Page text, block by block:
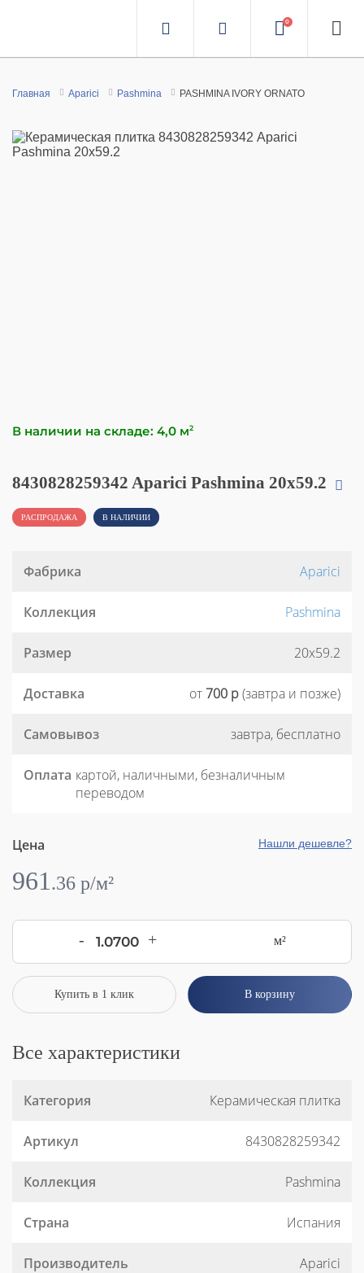
0
Главная Aparici Pashmina PASHMINA IVORY ORNATO
В наличии на складе: 4,0 м2
8430828259342 Aparici Pashmina 20x59.2
РАСПРОДАЖА В НАЛИЧИИ
Фабрика Aparici
Коллекция Pashmina
Размер 20x59.2
Доставка от 700 р(завтра и позже)
Самовывоз завтра, бесплатно
Оплата картой, наличными, безналичным
переводом
Цена
961 .36 p/м²
Нашли дешевле?
- + м²
Купить в 1 клик В корзину
Все характеристики
Категория Керамическая плитка
Артикул 8430828259342
Коллекция Pashmina
Страна Испания
Производитель Aparici